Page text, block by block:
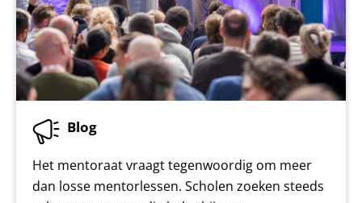
Blog
Het mentoraat vraagt tegenwoordig om meer
dan losse mentorlessen. Scholen zoeken steeds